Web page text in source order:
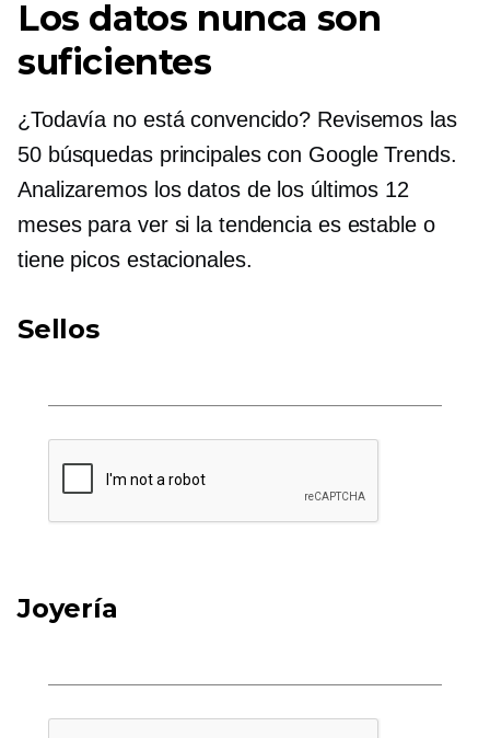
Los datos nunca son
suficientes
¿Todavía no está convencido? Revisemos las
50 búsquedas principales con Google Trends.
Analizaremos los datos de los últimos 12
meses para ver si la tendencia es estable o
tiene picos estacionales.
Sellos
Joyería